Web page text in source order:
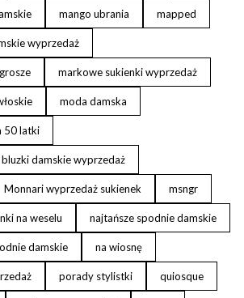
mango ubrania mapped
wyprzedaż
markowe sukienki wyprzedaż
moda damska
50 latki
damskie wyprzedaż
Monnari wyprzedaż sukienek msngr
na weselu najtańsze spodnie damskie
damskie na wiosnę
porady stylistki quiosque